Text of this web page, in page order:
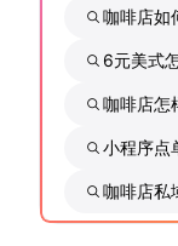
咖啡店如
6元美式
咖啡店怎
小程序点
咖啡店私